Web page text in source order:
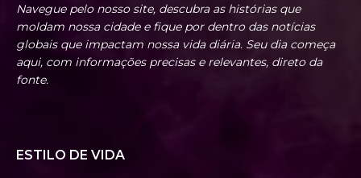
Navegue pelo nosso site, descubra as histórias que
moldam nossa cidade e fique por dentro das notícias
globais que impactam nossa vida diária. Seu dia começa
aqui, com informações precisas e relevantes, direto da
fonte.
ESTILO DE VIDA